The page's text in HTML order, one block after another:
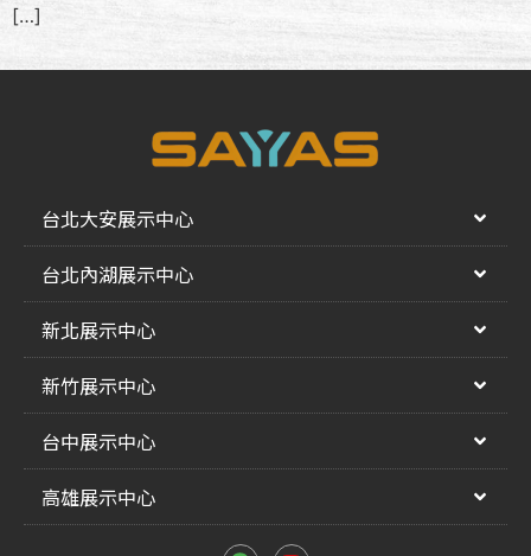
[…]
台北大安展示中心
台北內湖展示中心
新北展示中心
新竹展示中心
台中展示中心
高雄展示中心